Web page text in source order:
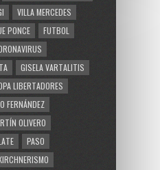
VILLA MERCEDES
PONCE
FUTBOL
GISELA VARTALITIS
LIBERTADORES
FERNÁNDEZ
OLIVERO
PASO